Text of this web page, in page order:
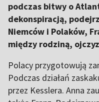
podczas bitwy o
dekonspiracją,
Niemców i Polaków,
między rodziną,
Polacy przygotowują
Podczas działań
przez Kesslera. Anna